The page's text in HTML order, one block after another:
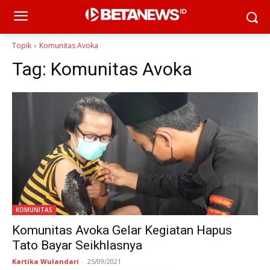
Topik Komunitas Avoka
Tag: Komunitas Avoka
KOMUNITAS
Komunitas Avoka Gelar Kegiatan Hapus
Tato Bayar Seikhlasnya
Kartika Wulandari - 25/09/2021